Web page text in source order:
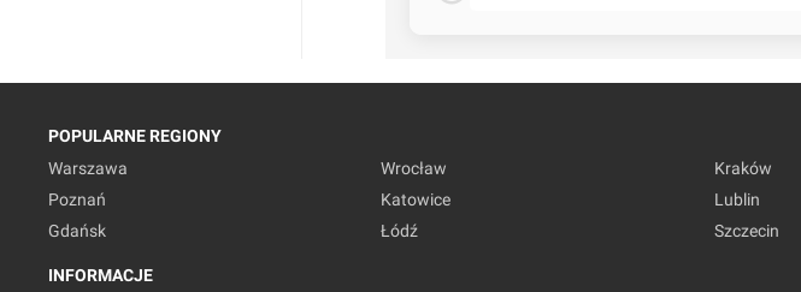
POPULARNE REGIONY
Warszawa
Wrocław
Kraków
Poznań
Katowice
Lublin
Gdańsk
Łódź Szczecin
INFORMACJE